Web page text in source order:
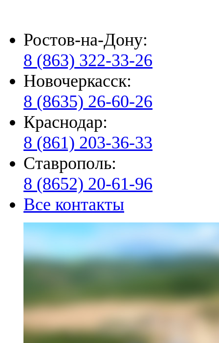
Ростов-на-Дону:
8 (863) 322-33-26
Новочеркасск:
8 (8635) 26-60-26
Краснодар:
8 (861) 203-36-33
Ставрополь:
8 (8652) 20-61-96
Все контакты